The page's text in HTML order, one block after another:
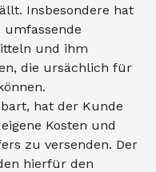
Insbesondere hat
umfassende
und ihm
die ursächlich für
hat der Kunde
Kosten und
zu versenden. Der
hierfür den